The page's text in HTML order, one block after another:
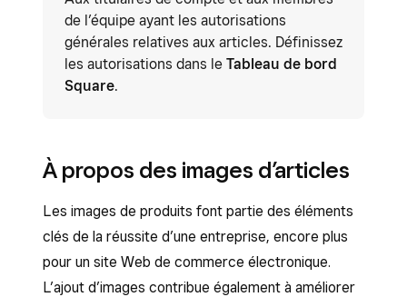
de l’équipe ayant les autorisations
générales relatives aux articles. Définissez
les autorisations dans le Tableau de bord
Square.
À propos des images d’articles
Les images de produits font partie des éléments
clés de la réussite d’une entreprise, encore plus
pour un site Web de commerce électronique.
L’ajout d’images contribue également à améliorer